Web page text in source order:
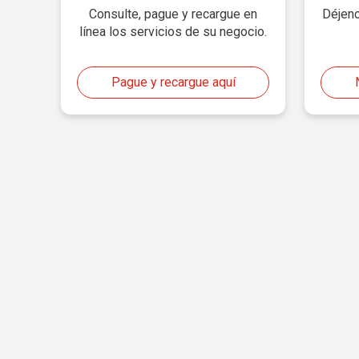
Consulte, pague y recargue en
línea los servicios de su negocio.
Pague y recargue aquí